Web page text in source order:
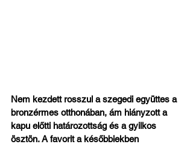
Nem kezdett rosszul a szegedi együttes a
bronzérmes otthonában, ám hiányzott a
kapu előtti határozottság és a gyilkos
ösztön. A favorit a későbbiekben